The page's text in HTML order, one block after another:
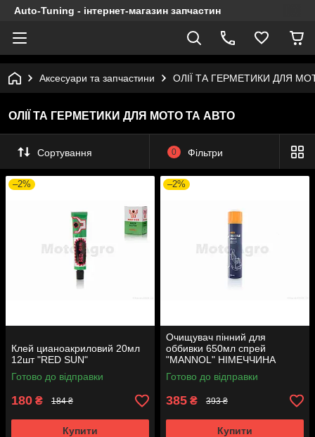
Auto-Tuning - інтернет-магазин запчастин
Аксесуари та запчастини ОЛІЇ ТА ГЕРМЕТИКИ ДЛЯ
ОЛІЇ ТА ГЕРМЕТИКИ ДЛЯ МОТО ТА АВТО
Сортування 0 Фільтри
–2%
Клей цианоакриловий 20мл
12шт "RED SUN"
Готово до відправки
180 ₴ 184 ₴
Купити
–2%
Очищувач пінний для
оббивки 650мл спрей
"MANNOL" НІМЕЧЧИНА
(TEXTILE FOAM) 9931
Готово до відправки
385 ₴ 393 ₴
Купити